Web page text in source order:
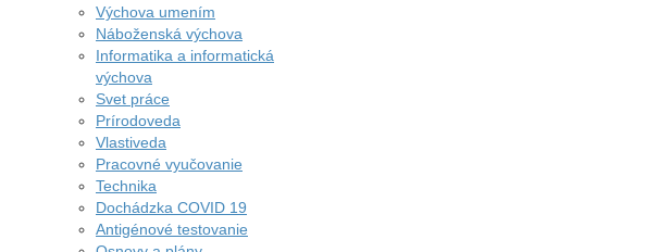
Výchova umením
Náboženská výchova
Informatika a informatická
výchova
Svet práce
Prírodoveda
Vlastiveda
Pracovné vyučovanie
Technika
Dochádzka COVID 19
Antigénové testovanie